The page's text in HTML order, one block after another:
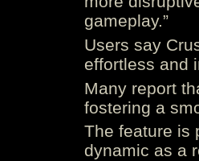
gameplay.”
Users say
effortless and
Many report
fostering a
The feature is
dynamic as a